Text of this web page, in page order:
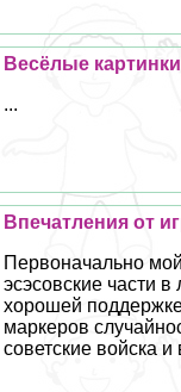
Весёлые
...
Впечатления от
Первоначально
эсэсовские части
хорошей
маркеров
советские войска